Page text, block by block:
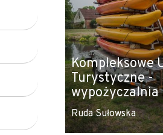
Kompleksowe
Turystyczne -
wypożyczalnia
Ruda Sułowska